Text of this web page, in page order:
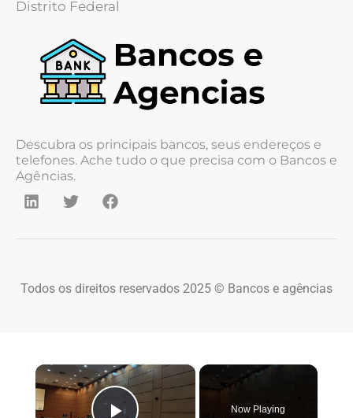
Distrito Federal
Descubra os principais bancos, seus endereços e
telefones. Ache tudo o que precisa com o Bancos e
Agências.
Todos os direitos reservados 2025 © Bancos e agências
×
Now Playing